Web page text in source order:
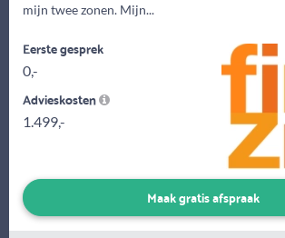
mijn twee zonen. Mijn...
Eerste gesprek
0,-
Advieskosten
1.499,-
Maak gratis afspraak